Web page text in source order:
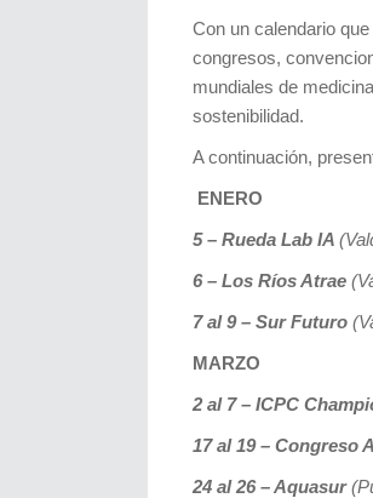
Con un calendario
congresos,
mundiales de
sostenibilidad.
A continuación,
ENERO
5 – Rueda Lab IA
6 – Los Ríos Atrae
7 al 9 – Sur Futuro
MARZO
2 al 7 – ICPC
17 al 19 – Congreso
24 al 26 – Aquasur